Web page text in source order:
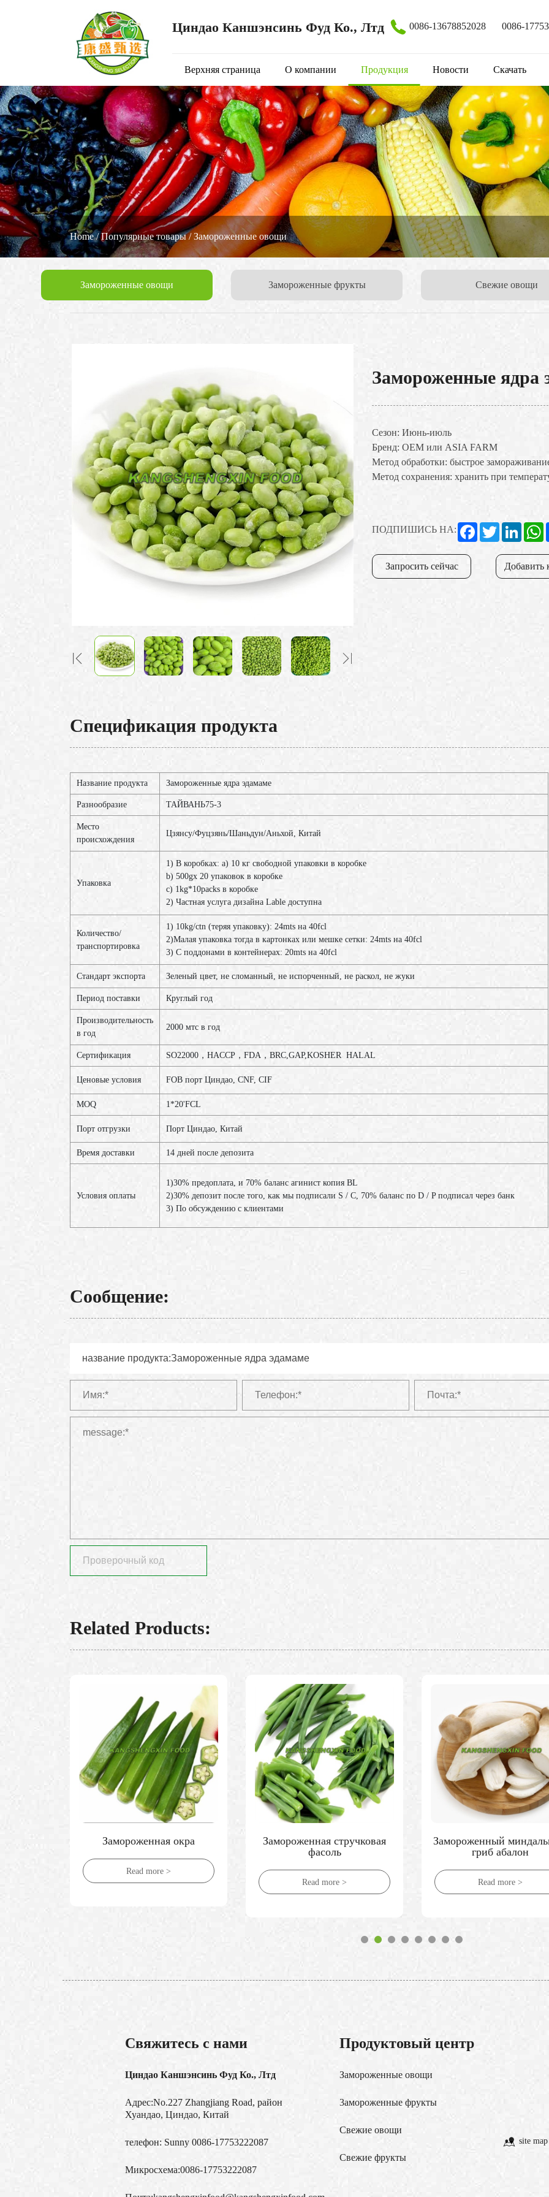
Циндао Каншэнсинь Фуд Ко., Лтд 0086-13678852028 0086-
Верхняя страница О компании Продукция Новости Скачать
Home/Популярные товары/Замороженные овощи
Замороженные овощи 3амороженные фрукты Свежие овощи
Замороженные ядра
Сезон: Июнь-июль
Бренд: OEM или ASIA FARM
Метод обработки: быстрое
Метод сохранения: хранить при
ПОДПИШИСЬ НА: FacebookTwitter
Запросить сейчас Добавить
Спецификация продукта
Название продукта Замороженные ядра эдамаме
Разнообразие ТАЙВАНЬ75-3
Место
происхождения
Цзянсу/Фуцзянь/Шаньдун/Аньхой, Китай
Упаковка
1) В коробках: a) 10 кг свободной упаковки в коробке
b) 500gx 20 упаковок в коробке
c) 1kg*10packs в коробке
2) Частная услуга дизайна Lable доступна
Количество/
транспортировка
1) 10kg/ctn (теряя упаковку): 24mts на 40fcl
2)Малая упаковка тогда в картонках или мешке сетки: 24mts на 40fcl
3) С поддонами в контейнерах: 20mts на 40fcl
Стандарт экспорта Зеленый цвет, не сломанный, не испорченный, не раскол, не жуки
Период поставки Круглый год
Производительность
в год
2000 мтс в год
Сертификация SO22000，HACCP，FDA，BRC,GAP,KOSHER HALAL
Ценовые условия FOB порт Циндао, CNF, CIF
MOQ 1*20'FCL
Порт отгрузки Порт Циндао, Китай
Время доставки 14 дней после депозита
Условия оплаты
1)30% предоплата, и 70% баланс агинист копия BL
2)30% депозит после того, как мы подписали S / C, 70% баланс по D / P подписал через банк
3) По обсуждению с клиентами
Сообщение:
Related Products:
Замороженная окра
Read more >
Замороженная стручковая
фасоль
Read more >
Замороженный
гриб абалон
Read more >
Свяжитесь с нами
Циндао Каншэнсинь Фуд Ко., Лтд
Адрес:No.227 Zhangjiang Road, район
Хуандао, Циндао, Китай
телефон: Sunny 0086-17753222087
Микросхема:0086-17753222087
Продуктовый центр
Замороженные овощи
3амороженные фрукты
Свежие овощи
Cвежие фрукты
site map